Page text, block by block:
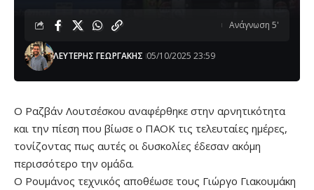
ΛΕΥΤΕΡΗΣ ΓΕΩΡΓΑΚΗΣ 05/10/2025 23:59
Ανάγνωση 5'
Ο Ραζβάν Λουτσέσκου αναφέρθηκε στην αρνητικότητα
και την πίεση που βίωσε ο ΠΑΟΚ τις τελευταίες ημέρες,
τονίζοντας πως αυτές οι δυσκολίες έδεσαν ακόμη
περισσότερο την ομάδα.
Ο Ρουμάνος τεχνικός αποθέωσε τους Γιώργο Γιακουμάκη